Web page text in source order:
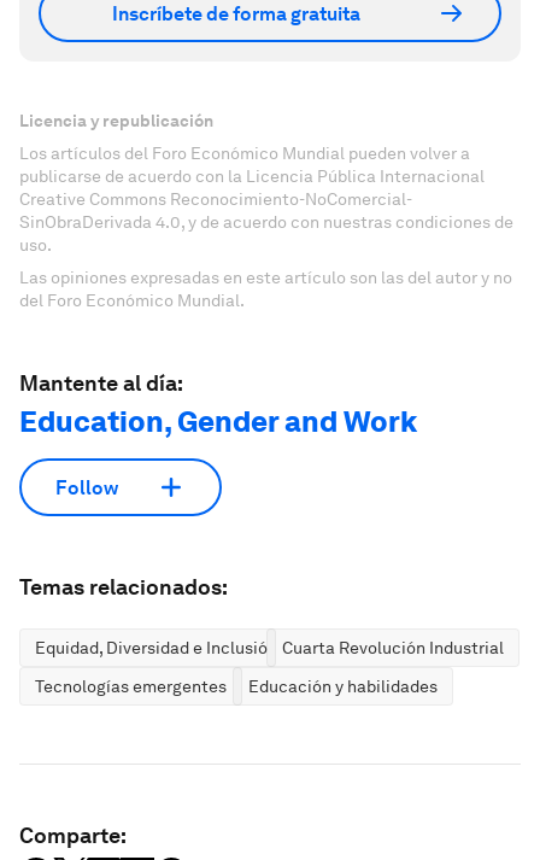
Inscríbete de forma gratuita
Licencia y republicación
Los artículos del Foro Económico Mundial pueden volver a
publicarse de acuerdo con la Licencia Pública Internacional
Creative Commons Reconocimiento-NoComercial-
SinObraDerivada 4.0, y de acuerdo con nuestras condiciones de
uso.
Las opiniones expresadas en este artículo son las del autor y no
del Foro Económico Mundial.
Mantente al día:
Education, Gender and Work
Follow
Temas relacionados:
Equidad, Diversidad e Inclusión
Cuarta Revolución Industrial
Tecnologías emergentes
Educación y habilidades
Comparte: